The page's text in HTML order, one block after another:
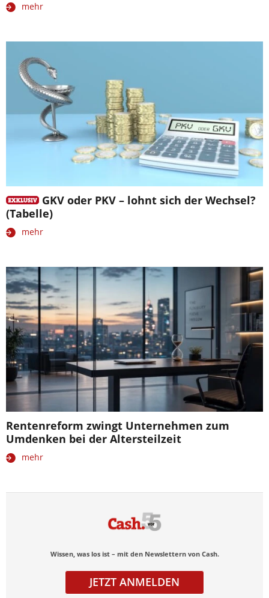
mehr
GKV oder PKV – lohnt sich der Wechsel?
(Tabelle)
mehr
Rentenreform zwingt Unternehmen zum
Umdenken bei der Altersteilzeit
mehr
Wissen, was los ist – mit den Newslettern von Cash.
JETZT ANMELDEN